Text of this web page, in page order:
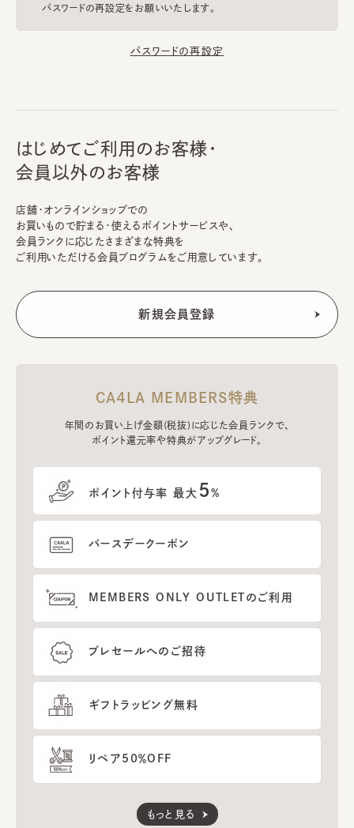
パスワードの再設定をお願いいたします。
パスワードの再設定
はじめてご利用のお客様・
会員以外のお客様
店舗・オンラインショップでの
お買いもので貯まる・使えるポイントサービスや、
会員ランクに応じたさまざまな特典を
ご利用いただける会員プログラムをご用意しています。
CA4LA MEMBERS特典
年間のお買い上げ金額(税抜)に応じた会員ランクで、
ポイント還元率や特典がアップグレード。
ポイント付与率 最大 5%
バースデークーポン
MEMBERS ONLY OUTLETのご利用
プレセールへのご招待
ギフトラッピング無料
リペア50％OFF
もっと見る